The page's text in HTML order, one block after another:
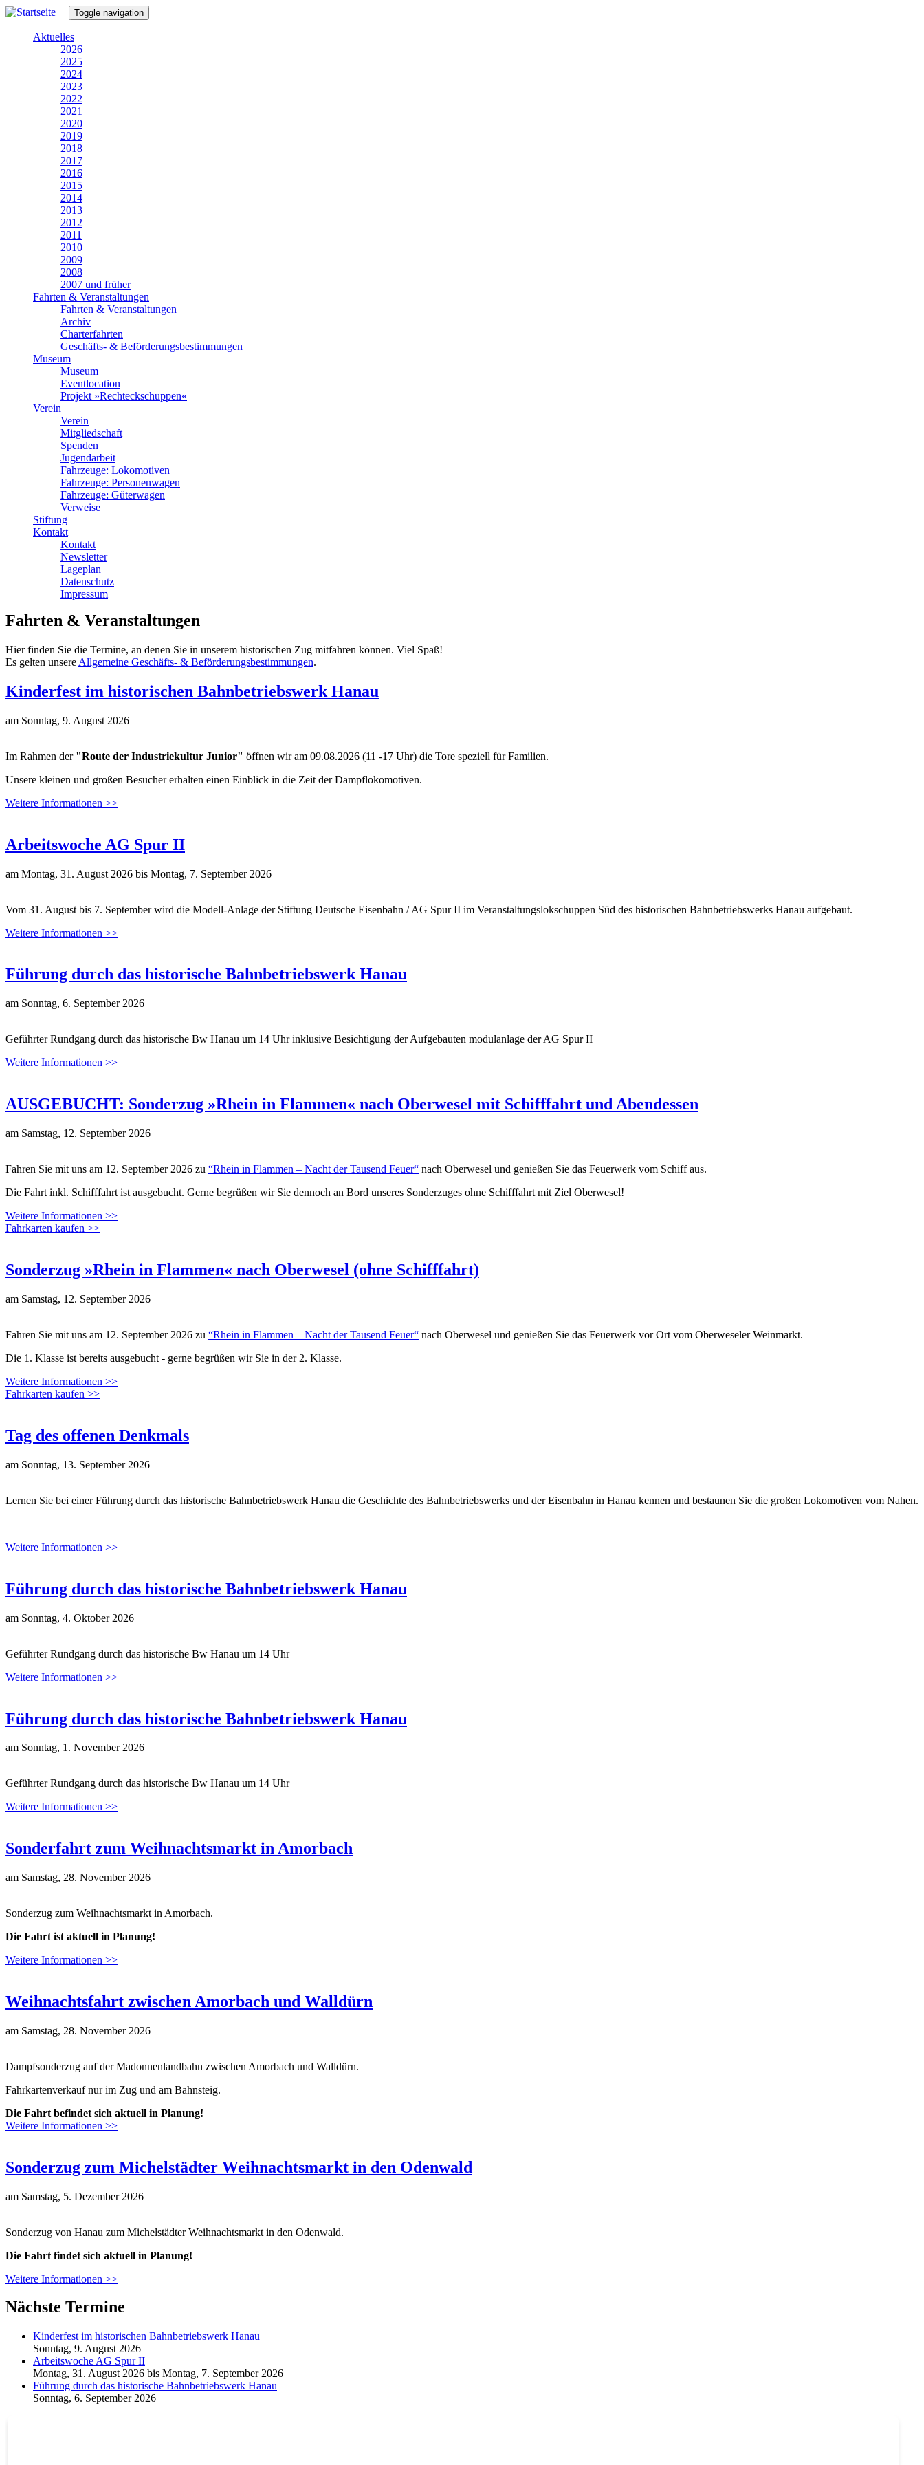
Direkt
Toggle navigation
Aktuelles
2026
2025
2024
2023
2022
2021
2020
2019
2018
2017
2016
2015
2014
2013
2012
2011
2010
2009
2008
2007 und früher
Fahrten & Veranstaltungen
Fahrten & Veranstaltungen
Archiv
Charterfahrten
Geschäfts- & Beförderungsbestimmungen
Museum
Museum
Eventlocation
Projekt »Rechteckschuppen«
Verein
Verein
Mitgliedschaft
Spenden
Jugendarbeit
Fahrzeuge: Lokomotiven
Fahrzeuge: Personenwagen
Fahrzeuge: Güterwagen
Verweise
Stiftung
Kontakt
Kontakt
Newsletter
Lageplan
Datenschutz
Impressum
Fahrten & Veranstaltungen
Hier finden Sie die Termine, an denen Sie in unserem historischen Zug mitfahren können. Viel Spaß!
Es gelten unsere Allgemeine Geschäfts- & Beförderungsbestimmungen.
Kinderfest im historischen Bahnbetriebswerk Hanau
am Sonntag, 9. August 2026
Im Rahmen der "Route der Industriekultur Junior" öffnen wir am 09.08.2026 (11 -17 Uhr) die Tore speziell für Familien.
Unsere kleinen und großen Besucher erhalten einen Einblick in die Zeit der Dampflokomotiven.
Weitere Informationen >>
Arbeitswoche AG Spur II
am Montag, 31. August 2026 bis Montag, 7. September 2026
Vom 31. August bis 7. September wird die Modell-Anlage der Stiftung Deutsche Eisenbahn / AG Spur II im Veranstaltungslokschuppen Süd des historischen Bahnbetriebswerks Hanau aufgebaut.
Weitere Informationen >>
Führung durch das historische Bahnbetriebswerk Hanau
am Sonntag, 6. September 2026
Geführter Rundgang durch das historische Bw Hanau um 14 Uhr inklusive Besichtigung der Aufgebauten modulanlage der AG Spur II
Weitere Informationen >>
AUSGEBUCHT: Sonderzug »Rhein in Flammen« nach Oberwesel mit Schifffahrt und Abendessen
am Samstag, 12. September 2026
Fahren Sie mit uns am 12. September 2026 zu “Rhein in Flammen – Nacht der Tausend Feuer“ nach Oberwesel und genießen Sie das Feuerwerk vom Schiff aus.
Die Fahrt inkl. Schifffahrt ist ausgebucht. Gerne begrüßen wir Sie dennoch an Bord unseres Sonderzuges ohne Schifffahrt mit Ziel Oberwesel!
Weitere Informationen >>
Fahrkarten kaufen >>
Sonderzug »Rhein in Flammen« nach Oberwesel (ohne Schifffahrt)
am Samstag, 12. September 2026
Fahren Sie mit uns am 12. September 2026 zu “Rhein in Flammen – Nacht der Tausend Feuer“ nach Oberwesel und genießen Sie das Feuerwerk vor Ort vom Oberweseler Weinmarkt.
Die 1. Klasse ist bereits ausgebucht - gerne begrüßen wir Sie in der 2. Klasse.
Weitere Informationen >>
Fahrkarten kaufen >>
Tag des offenen Denkmals
am Sonntag, 13. September 2026
Lernen Sie bei einer Führung durch das historische Bahnbetriebswerk Hanau die Geschichte des Bahnbetriebswerks und der Eisenbahn in Hanau kennen und bestaunen Sie die großen Lokomotiven vom Nahen.
Weitere Informationen >>
Führung durch das historische Bahnbetriebswerk Hanau
am Sonntag, 4. Oktober 2026
Geführter Rundgang durch das historische Bw Hanau um 14 Uhr
Weitere Informationen >>
Führung durch das historische Bahnbetriebswerk Hanau
am Sonntag, 1. November 2026
Geführter Rundgang durch das historische Bw Hanau um 14 Uhr
Weitere Informationen >>
Sonderfahrt zum Weihnachtsmarkt in Amorbach
am Samstag, 28. November 2026
Sonderzug zum Weihnachtsmarkt in Amorbach.
Die Fahrt ist aktuell in Planung!
Weitere Informationen >>
Weihnachtsfahrt zwischen Amorbach und Walldürn
am Samstag, 28. November 2026
Dampfsonderzug auf der Madonnenlandbahn zwischen Amorbach und Walldürn.
Fahrkartenverkauf nur im Zug und am Bahnsteig.
Die Fahrt befindet sich aktuell in Planung!
Weitere Informationen >>
Sonderzug zum Michelstädter Weihnachtsmarkt in den Odenwald
am Samstag, 5. Dezember 2026
Sonderzug von Hanau zum Michelstädter Weihnachtsmarkt in den Odenwald.
Die Fahrt findet sich aktuell in Planung!
Weitere Informationen >>
Nächste Termine
Kinderfest im historischen Bahnbetriebswerk Hanau
Sonntag, 9. August 2026
Arbeitswoche AG Spur II
Montag, 31. August 2026 bis Montag, 7. September 2026
Führung durch das historische Bahnbetriebswerk Hanau
Sonntag, 6. September 2026